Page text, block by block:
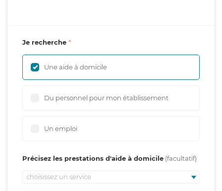
Je recherche
Une aide à domicile
Du personnel pour mon établissement
Un emploi
Précisez les prestations d'aide à domicile
choisissez un service